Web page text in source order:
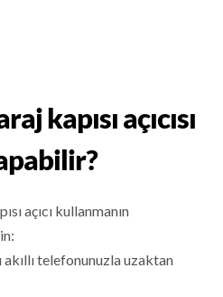
kapısı açıcısı
açıcı kullanmanın
akıllı telefonunuzla uzaktan